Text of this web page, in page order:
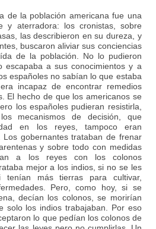
de la población americana fue una
y aterradora: los cronistas, sobre
las describieron en su dureza, y
buscaron aliviar sus conciencias
de la población. No lo pudieron
escapaba a sus conocimientos y a
españoles no sabían lo que estaba
incapaz de encontrar remedios
El hecho de que los americanos se
los españoles pudieran resistirla,
mecanismos de decisión, que
en los reyes, tampoco eran
Los gobernantes trataban de frenar
y sobre todo con medidas
a los reyes con los colonos
mejor a los indios, si no se les
tenían más tierras para cultivar,
Pero, como hoy, si se
decían los colonos, se morirían
solo los indios trabajaban. Por eso
lo que pedían los colonos de